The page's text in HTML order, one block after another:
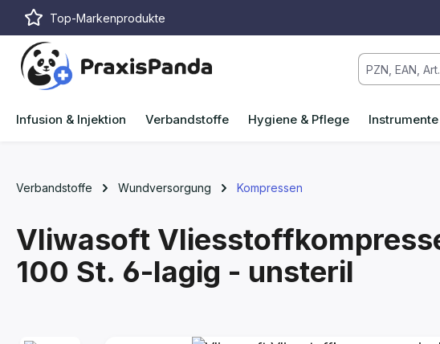
Hauptinhalt springen
Zur Suche springen
Zur Hauptnavigation springen
Top-Markenprodukte
Infusion & Injektion Verbandstoffe Hygiene & Pflege Instrumente
Verbandstoffe Wundversorgung Kompressen
Vliwasoft
100 St. 6-lagig - unsteril